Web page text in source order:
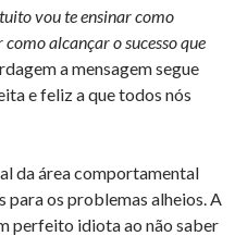
vou te ensinar como
alcançar o sucesso que
a mensagem segue
e feliz a que todos nós
da área comportamental
para os problemas alheios. A
perfeito idiota ao não saber